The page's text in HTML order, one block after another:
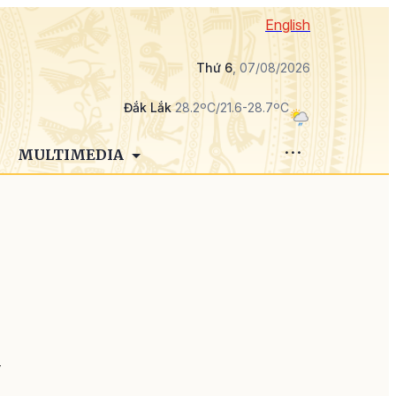
English
Thứ 6, 07/08/2026
Đắk Lắk28.2ºC/21.6-28.7ºC
MULTIMEDIA